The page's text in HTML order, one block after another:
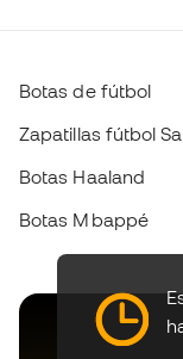
Botas de fútbol
Zapatillas fútbol
Botas Haaland
Botas Mbappé